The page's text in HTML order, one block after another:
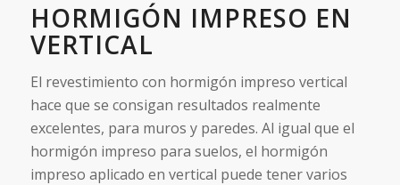
HORMIGÓN IMPRESO EN
VERTICAL
El revestimiento con hormigón impreso vertical
hace que se consigan resultados realmente
excelentes, para muros y paredes. Al igual que el
hormigón impreso para suelos, el hormigón
impreso aplicado en vertical puede tener varios